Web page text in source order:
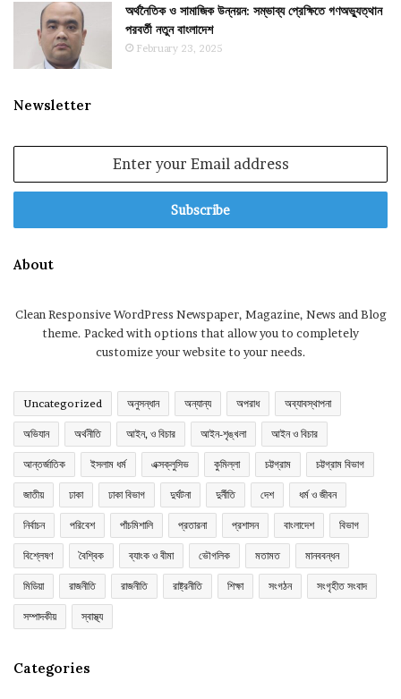
অর্থনৈতিক ও সামাজিক উন্নয়ন: সম্ভাব্য প্রেক্ষিতে গণঅভ্যুত্থান
পরবর্তী নতুন বাংলাদেশ
February 23, 2025
Newsletter
Email
About
Clean Responsive WordPress Newspaper, Magazine, News and Blog
theme. Packed with options that allow you to completely
customize your website to your needs.
Uncategorized অনুসন্ধান অন্যান্য অপরাধ অব্যাবস্থাপনা
অভিযান অর্থনীতি আইন, ও বিচার আইন-শৃঙ্খলা আইন ও বিচার
আন্তর্জাতিক ইসলাম ধর্ম এক্সক্লুসিভ কুমিল্লা চট্টগ্রাম চট্টগ্রাম বিভাগ
জাতীয় ঢাকা ঢাকা বিভাগ দুর্ঘটনা দুর্নীতি দেশ ধর্ম ও জীবন
নির্বাচন পরিবেশ পাঁচমিশালি প্রতারনা প্রশাসন বাংলাদেশ বিভাগ
বিশ্লেষণ বৈশ্বিক ব্যাংক ও বীমা ভৌগলিক মতামত মানববন্ধন
মিডিয়া রাজনীতি রাজনীতি রাষ্ট্রনীতি শিক্ষা সংগঠন সংগৃহীত সংবাদ
সম্পাদকীয় স্বাস্থ্য
Categories